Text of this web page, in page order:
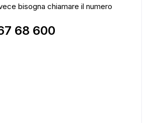
bisogna chiamare il numero
68 600